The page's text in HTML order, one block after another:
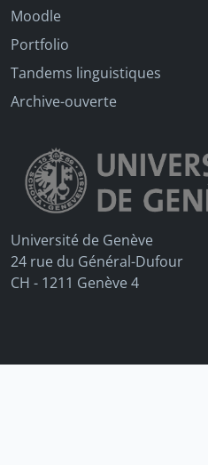
Moodle
Portfolio
Tandems linguistiques
Archive-ouverte
Université de Genève
24 rue du Général-Dufour
CH - 1211 Genève 4